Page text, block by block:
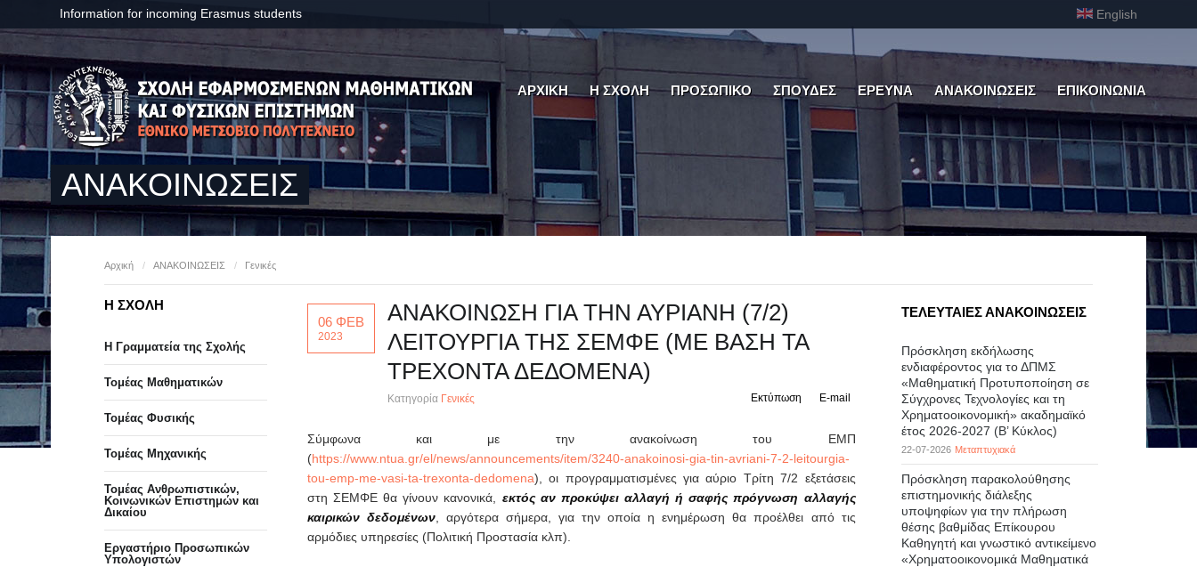
Information for incoming Erasmus students English
ΑΡΧΙΚΗ Η ΣΧΟΛΗ ΠΡΟΣΩΠΙΚΟ ΣΠΟΥΔΕΣ ΕΡΕΥΝΑ ΑΝΑΚΟΙΝΩΣΕΙΣ ΕΠΙΚΟΙΝΩΝΙΑ
ΑΝΑΚΟΙΝΩΣΕΙΣ
Αρχική / ΑΝΑΚΟΙΝΩΣΕΙΣ / Γενικές
06 ΦΕΒ
2023
ΑΝΑΚΟΙΝΩΣΗ ΓΙΑ ΤΗΝ ΑΥΡΙΑΝΗ (7/2)
ΛΕΙΤΟΥΡΓΙΑ ΤΗΣ ΣΕΜΦΕ (ΜΕ ΒΑΣΗ ΤΑ
ΤΡΕΧΟΝΤΑ ΔΕΔΟΜΕΝΑ)
Κατηγορία Γενικές E-mail
Εκτύπωση
Σύμφωνα και με την ανακοίνωση του ΕΜΠ
(https://www.ntua.gr/el/news/announcements/item/3240-anakoinosi-gia-tin-avriani-7-2-leitourgia-
tou-emp-me-vasi-ta-trexonta-dedomena), οι προγραμματισμένες για αύριο Τρίτη 7/2 εξετάσεις
στη ΣΕΜΦΕ θα γίνουν κανονικά, εκτός αν προκύψει αλλαγή ή σαφής πρόγνωση αλλαγής
καιρικών δεδομένων, αργότερα σήμερα, για την οποία η ενημέρωση θα προέλθει από τις
αρμόδιες υπηρεσίες (Πολιτική Προστασία κλπ).
Η ΣΧΟΛΗ
Η Γραμματεία της Σχολής
Τομέας Μαθηματικών
Τομέας Φυσικής
Τομέας Μηχανικής
Τομέας Ανθρωπιστικών,
Κοινωνικών Επιστημών και
Δικαίου
Eργαστήριo Προσωπικών
Υπολογιστών
ΤΕΛΕΥΤΑΙΕΣ ΑΝΑΚΟΙΝΩΣΕΙΣ
Πρόσκληση εκδήλωσης
ενδιαφέροντος για το ΔΠΜΣ
«Μαθηματική Προτυποποίηση σε
Σύγχρονες Τεχνολογίες και τη
Χρηματοοικονομική» ακαδημαϊκό
έτος 2026-2027 (B’ Kύκλος)
22-07-2026 Μεταπτυχιακά
Πρόσκληση παρακολούθησης
επιστημονικής διάλεξης
υποψηφίων για την πλήρωση
θέσης βαθμίδας Επίκουρου
Καθηγητή και γνωστικό αντικείμενο
«Χρηματοοικονομικά Μαθηματικά